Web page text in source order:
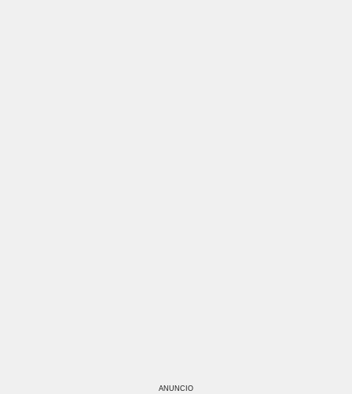
ANUNCIO